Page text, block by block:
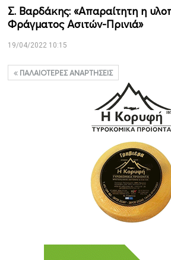
Σ. Βαρδάκης: «Απαραίτητη η
Φράγματος Ασιτών-Πρινιά»
19/04/2022 10:15
ΠΑΛΑΙΌΤΕΡΕΣ ΑΝΑΡΤΉΣΕΙΣ